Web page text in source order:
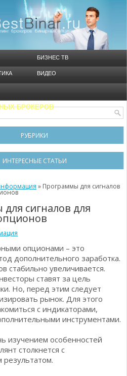
БИЗНЕС ТВ
ВИДЕО
БРОКЕРОВ
РУБРИКИ
ИНТЕРЕСНЫЕ СТАТЬИ
Черный список брокеров
в бинарном трейдинге
Психологии трейдинга
о бинарных опционах
бинарных опционов
брокера в рейтинг
» Программы для сигналов
сигналов для
опционами – это
дополнительного заработка.
стабильно увеличивается.
ставят за цель
Но, перед этим следует
рынок. Для этого
с индикаторами,
инструментами.
изучением особенностей
столкнется с